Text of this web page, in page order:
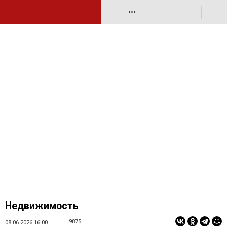
•••
Недвижимость
08.06.2026 16:00 9875